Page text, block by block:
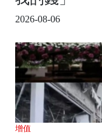
2026-08-06
增值